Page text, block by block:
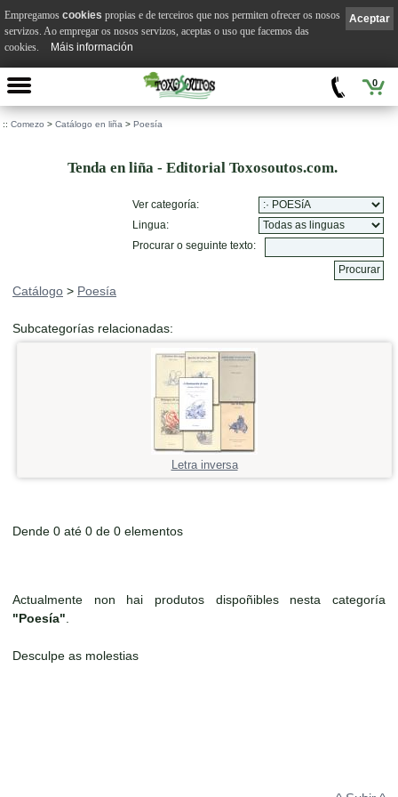
0
:: Comezo > Catálogo en liña > Poesía
Tenda en liña - Editorial Toxosoutos.com.
Ver categoría:
Lingua:
Procurar o seguinte texto:
Catálogo > Poesía
Subcategorías relacionadas:
Letra inversa
Dende 0 até 0 de 0 elementos
Actualmente non hai produtos dispoñibles nesta categoría
"Poesía"
Desculpe as molestias
Aceptar
Empregamos cookies propias e de terceiros que nos permiten ofrecer os nosos
servizos. Ao empregar os nosos servizos, aceptas o uso que facemos das
cookies.
Máis información